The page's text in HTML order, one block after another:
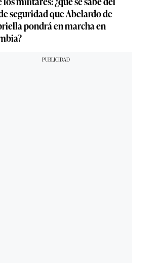
seguridad que Abelardo de
pondrá en marcha en